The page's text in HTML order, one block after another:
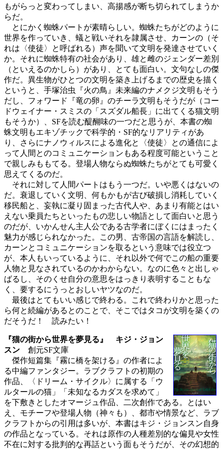
もがらっと変わってしまい、高揚感が断ち切られてしまうか
らだ。
とにかく蜘蛛パートが素晴らしい。蜘蛛たちがどのように
世界を作っていき、蟻と戦いそれを隷属させ、カーンの（そ
れは〈使徒〉と呼ばれる）声を聞いて文明を発達させていく
か。それに蜘蛛特有の社会があり、雄と雌のジェンダー差別
（といえるのかしら）があり、とても面白い。文句なしの傑
作だ。異生物がひとつの文明を築き上げるまでの歴史を描く
というと、手塚治虫『火の鳥』未来編のナメクジ文明もそう
だし、フォワード『竜の卵』のチーラ文明もそうだが（コー
ドウェイナー・スミスの「スズダル船長」に出てくる猫文明
もそうか）、SFを読む醍醐味の一つだと思うが、本書の蜘
蛛文明もエキゾチックで科学的・SF的なリアリティがあ
り、さらにナノウィルスによる進化と〈使徒〉との通信によ
って人間とのコミュニケーションもある程度可能ということ
で親しみももてる。登場人物ならぬ蜘蛛たちがとても可愛く
思えてくるのだ。
それに対して人間パートはもう一つだ。いや悪くはないの
だ。衰退していく文明、何もかもが古び破損し消耗していく
移民船と、妄執に凝り固まった古代人や、あまり有能とはい
えない乗員たちといったもの悲しい物語として面白いと思う
のだが、いかんせん主人公である古学者にぼくにはまったく
魅力が感じられなかった。この男、古帝国の言語を解読し、
カーンとコミュニケーションを取るという意味では役立つ
が、本人もいっているように、それ以外で何でこの船の重要
人物と見なされているのかわからない。なのに色々と出しゃ
ばるし、そのくせ自分の意思をはっきり表明することもな
く、要するにうっとおしいヤツなのだ。
最後はとてもいい感じで終わる。これで終わりかと思った
ら何と続編があるとのことで、そこではタコが文明を築くの
だそうだ！ 読みたい！
『猫の街から世界を夢見る』 キジ・ジョン
スン 創元SF文庫
傑作短篇集『霧に橋を架ける』の作者によ
る中編ファンタジー。ラブクラフトの初期の
作品、〈ドリーム・サイクル〉に属する「ウ
ルタールの猫」「未知なるカダスを求めて」
を下敷きとしたオマージュ作品、二次創作である。とはい
え、モチーフや登場人物（神々も）、都市や情景など、ラブ
クラフトからの引用は多いが、本書はキジ・ジョンスン自身
の作品となっている。それは原作の人種差別的な偏見や女性
不在に対する批判的な再話という面もそうだが、その幻想的